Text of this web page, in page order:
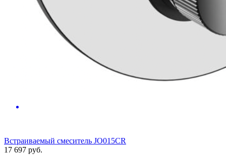
Встраиваемый смеситель JO015CR
17 697 руб.